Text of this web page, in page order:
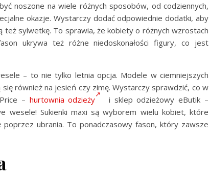
noszone na wiele różnych sposobów, od codziennych,
okazje. Wystarczy dodać odpowiednie dodatki, aby
też sylwetkę. To sprawia, że kobiety o różnych wzrostach
ukrywa też różne niedoskonałości figury, co jest
– to nie tylko letnia opcja. Modele w ciemniejszych
również na jesień czy zimę. Wystarczy sprawdzić, co w
– hurtownia odzieży
i sklep odzieżowy eButik –
wesele! Sukienki maxi są wyborem wielu kobiet, które
ubrania. To ponadczasowy fason, który zawsze